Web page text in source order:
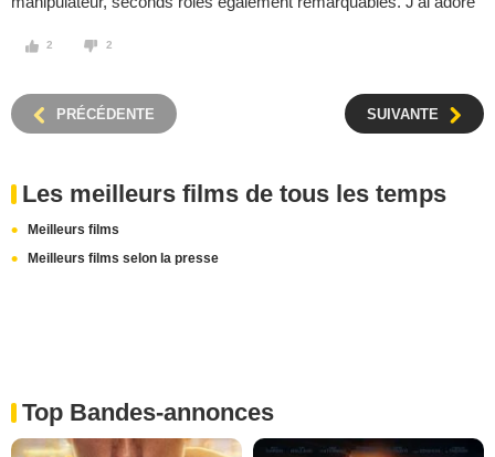
2 2
PRÉCÉDENTE SUIVANTE
Les meilleurs films de tous les temps
Meilleurs films
Meilleurs films selon la presse
Top Bandes-annonces